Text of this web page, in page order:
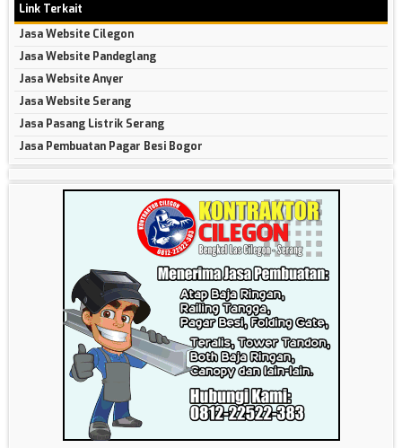
Link Terkait
Jasa Website Cilegon
Jasa Website Pandeglang
Jasa Website Anyer
Jasa Website Serang
Jasa Pasang Listrik Serang
Jasa Pembuatan Pagar Besi Bogor